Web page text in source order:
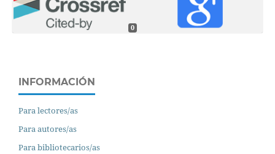
0
INFORMACIÓN
Para lectores/as
Para autores/as
Para bibliotecarios/as